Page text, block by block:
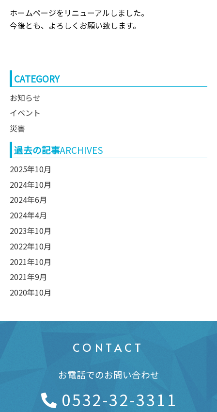
ホームページをリニューアルしました。
今後とも、よろしくお願い致します。
CATEGORY
お知らせ
イベント
災害
過去の記事ARCHIVES
2025年10月
2024年10月
2024年6月
2024年4月
2023年10月
2022年10月
2021年10月
2021年9月
2020年10月
CONTACT
お電話でのお問い合わせ
0532-32-3311